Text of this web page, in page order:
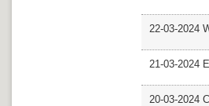
22-03-2024
21-03-2024
20-03-2024